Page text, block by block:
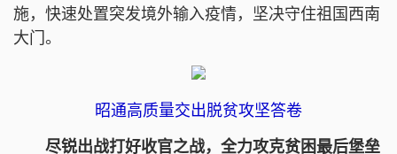
施，快速处置突发境外输入疫情，坚决守住祖国西南
大门。
昭通高质量交出脱贫攻坚答卷
尽锐出战打好收官之战，全力攻克贫困最后堡垒